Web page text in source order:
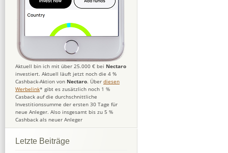
Aktuell bin ich mit über 25.000 € bei Nectaro
investiert. Aktuell läuft jetzt noch die 4 %
Cashback-Aktion von Nectaro. Über diesen
Werbelink* gibt es zusätzlich noch 1 %
Casback auf die durchschnittliche
Investitionssumme der ersten 30 Tage für
neue Anleger. Also insgesamt bis zu 5 %
Cashback als neuer Anleger
Letzte Beiträge